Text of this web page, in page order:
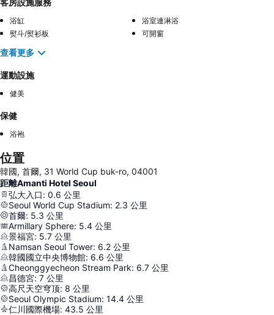
浴缸
浴室連淋浴
熨斗/熨衫板
可開窗
查看更多
運動設施
健美
保健
浴袍
位置
韓國, 首爾, 31 World Cup buk-ro, 04001
距離Amanti Hotel Seoul
弘大入口: 0.6 公里
Seoul World Cup Stadium: 2.3 公里
首爾: 5.3 公里
Armillary Sphere: 5.4 公里
景福宮: 5.7 公里
Namsan Seoul Tower: 6.2 公里
韓國國立中央博物館: 6.6 公里
Cheonggyecheon Stream Park: 6.7 公里
昌德宮: 7 公里
高尺天空穹顶: 8 公里
Seoul Olympic Stadium: 14.4 公里
仁川國際機場: 43.5 公里